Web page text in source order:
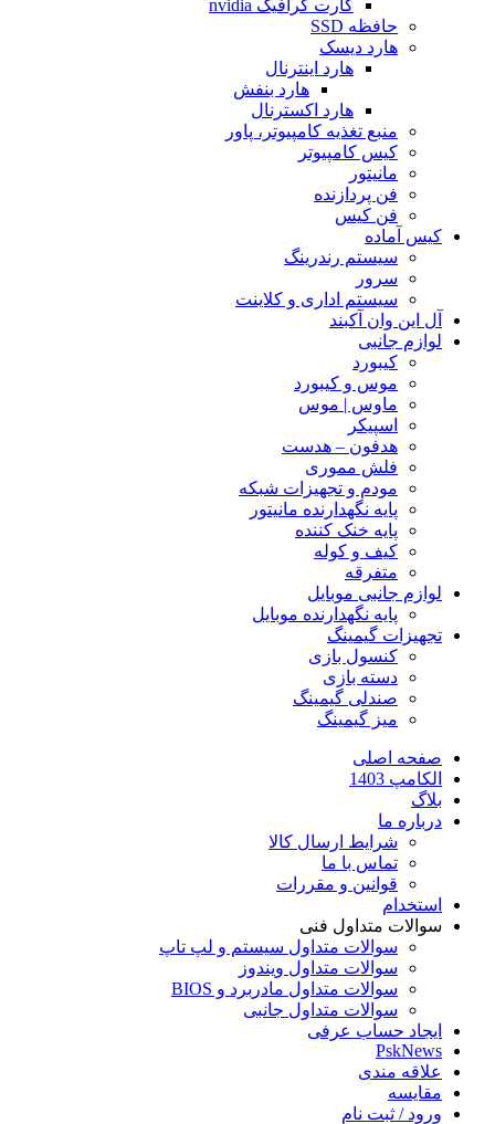
کارت گرافیک nvidia
حافظه SSD
هارد دیسک
هارد اینترنال
هارد بنفش
هارد اکسترنال
منبع تغذیه کامپیوتر، پاور
کیس کامپیوتر
مانیتور
فن پردازنده
فن کیس
کیس آماده
سیستم رندرینگ
سرور
سیستم‌ اداری و کلاینت
آل این وان آکبند
لوازم جانبی
کیبورد
موس و کیبورد
ماوس | موس
اسپیکر
هدفون – هدست
فلش مموری
مودم و تجهیزات شبکه
پایه نگهدارنده مانیتور
پایه خنک کننده
کیف و کوله
متفرقه
لوازم جانبی موبایل
پایه نگهدارنده موبایل
تجهیزات گیمینگ
کنسول بازی
دسته بازی
صندلی گیمینگ
میز گیمینگ
صفحه اصلی
الکامپ 1403
بلاگ
درباره ما
شرایط ارسال کالا
تماس با ما
قوانین و مقررات
استخدام
سوالات متداول فنی
سوالات متداول سیستم و لپ تاپ
سوالات متداول ویندوز
سوالات متداول مادربرد و BIOS
سوالات متداول جانبی
ایجاد حساب عرفی
PskNews
علاقه مندی
مقایسه
ورود / ثبت نام